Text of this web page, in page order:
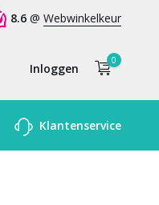
8.6 @ Webwinkelkeur
Inloggen
0
Klantenservice